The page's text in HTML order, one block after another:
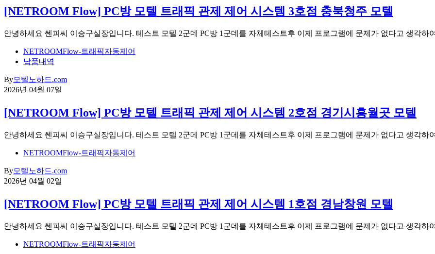
[NETROOM Flow] PC방 모텔 트래픽 관제 제어 시스템 3호점 충북청주 모텔
안녕하세요 쎈피씨 이승구실장입니다. 테스트 모텔 2군데 PC방 1군데를 자체테스트후 이제 프로그램에 문제가 없다고 생각
NETROOMFlow-트래픽자동제어
납품내역
By모텔노하드.com
2026년 04월 07일
[NETROOM Flow] PC방 모텔 트래픽 관제 제어 시스템 2호점 경기시흥월곳 모텔
안녕하세요 쎈피씨 이승구실장입니다. 테스트 모텔 2군데 PC방 1군데를 자체테스트후 이제 프로그램에 문제가 없다고 생각
NETROOMFlow-트래픽자동제어
By모텔노하드.com
2026년 04월 02일
[NETROOM Flow] PC방 모텔 트래픽 관제 제어 시스템 1호점 경남창원 모텔
안녕하세요 쎈피씨 이승구실장입니다. 테스트 모텔 2군데 PC방 1군데를 자체테스트후 이제 프로그램에 문제가 없다고 생각
NETROOMFlow-트래픽자동제어